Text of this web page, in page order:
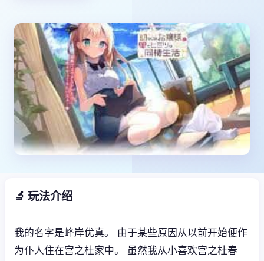
🔬 玩法介绍
我的名字是峰岸优真。 由于某些原因从以前开始便作
为仆人住在宫之杜家中。 虽然我从小喜欢宫之杜春